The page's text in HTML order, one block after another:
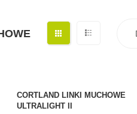
CORTLAND LINKI MUCHOWE
ULTRALIGHT II